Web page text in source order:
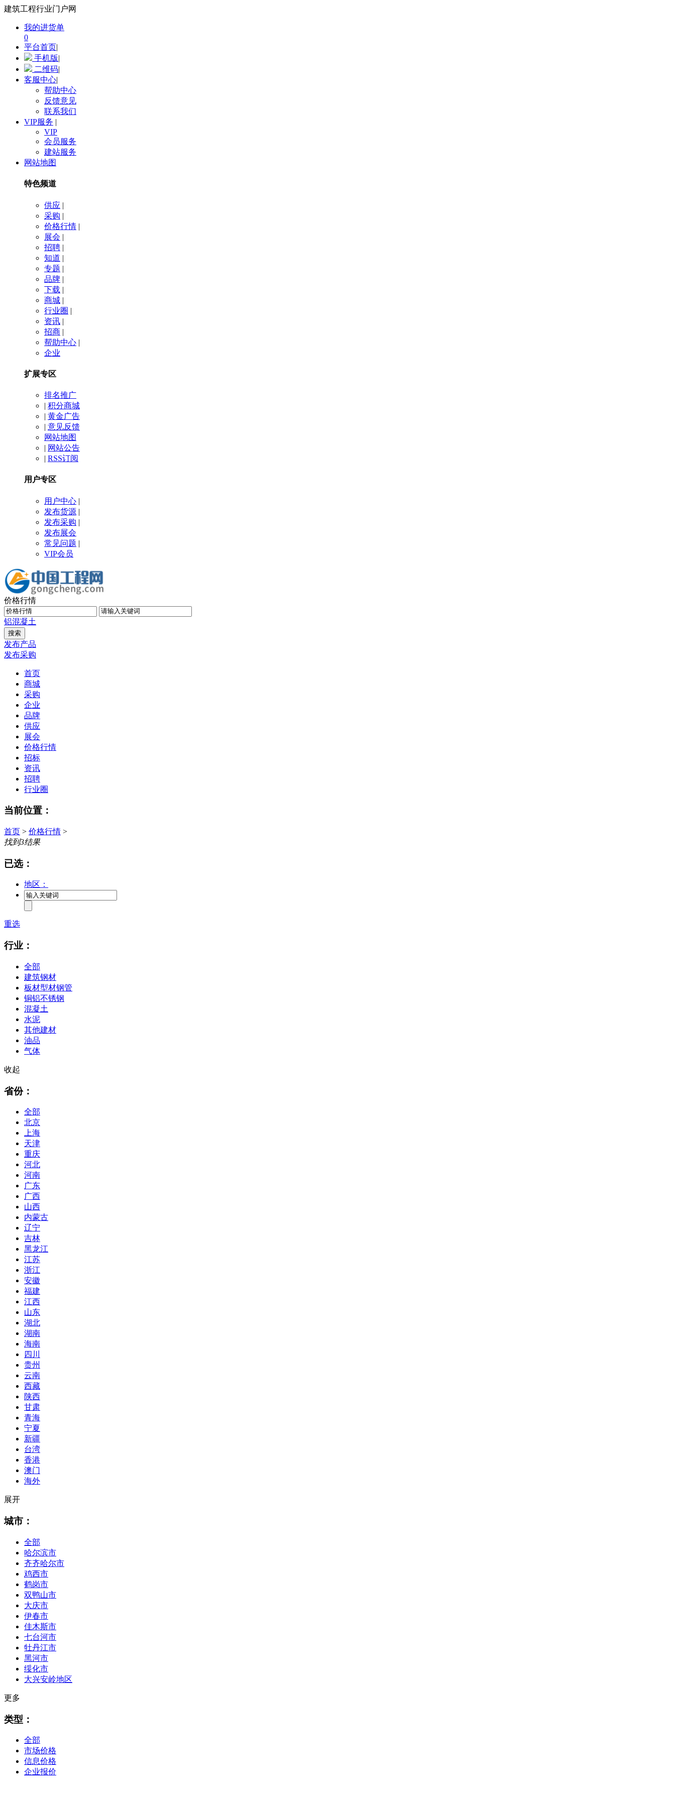
建筑工程行业门户网
我的进货单
0
平台首页|
手机版|
二维码|
客服中心|
帮助中心
反馈意见
联系我们
VIP服务 |
VIP
会员服务
建站服务
网站地图
特色频道
供应 |
采购 |
价格行情 |
展会 |
招聘 |
知道 |
专题 |
品牌 |
下载 |
商城 |
行业圈 |
资讯 |
招商 |
帮助中心 |
企业
扩展专区
排名推广
| 积分商城
| 黄金广告
| 意见反馈
网站地图
| 网站公告
| RSS订阅
用户专区
用户中心 |
发布货源 |
发布采购 |
发布展会
常见问题 |
VIP会员
价格行情
铝混凝土
发布产品
发布采购
首页
商城
采购
企业
品牌
供应
展会
价格行情
招标
资讯
招聘
行业圈
当前位置：
首页 > 价格行情 >
找到3结果
已选：
地区：
重选
行业：
全部
建筑钢材
板材型材钢管
铜铝不锈钢
混凝土
水泥
其他建材
油品
气体
收起
省份：
全部
北京
上海
天津
重庆
河北
河南
广东
广西
山西
内蒙古
辽宁
吉林
黑龙江
江苏
浙江
安徽
福建
江西
山东
湖北
湖南
海南
四川
贵州
云南
西藏
陕西
甘肃
青海
宁夏
新疆
台湾
香港
澳门
海外
展开
城市：
全部
哈尔滨市
齐齐哈尔市
鸡西市
鹤岗市
双鸭山市
大庆市
伊春市
佳木斯市
七台河市
牡丹江市
黑河市
绥化市
大兴安岭地区
更多
类型：
全部
市场价格
信息价格
企业报价